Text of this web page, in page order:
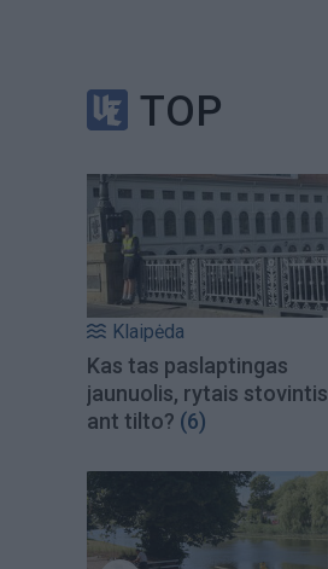
TOP
Klaipėda
Kas tas paslaptingas
jaunuolis, rytais stovintis
ant tilto? (6)